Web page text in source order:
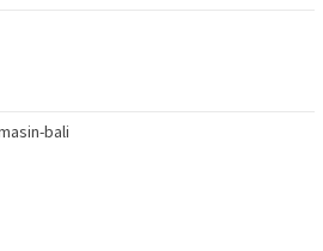
bali